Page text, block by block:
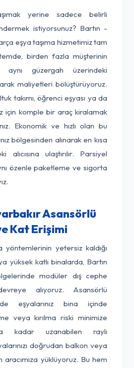
yerine sadece belirli
istiyorsunuz? Bartın -
eşya taşıma hizmetimiz tam
birden fazla müşterinin
aynı güzergah üzerindeki
maliyetleri bölüştürüyoruz.
takımı, öğrenci eşyası ya da
için komple bir araç kiralamak
Ekonomik ve hızlı olan bu
bölgesinden alınarak en kısa
alıcısına ulaştırılır. Parsiyel
özenle paketleme ve sigorta
Asansörlü
Kat Erişimi
yöntemlerinin yetersiz kaldığı
yüksek katlı binalarda, Bartın
modüler dış cephe
alıyoruz. Asansörlü
eşyalarınız bina içinde
veya kırılma riski minimize
kadar uzanabilen raylı
doğrudan balkon veya
yüklüyoruz. Bu hem